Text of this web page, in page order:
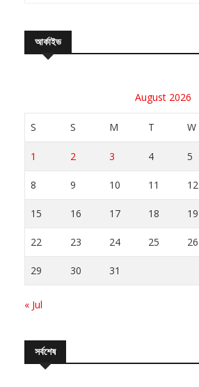
আর্কাইভ
August 2026
S S M T W
1 2 3 4 5
8 9 10 11 12
15 16 17 18 19
22 23 24 25 26
29 30 31
« Jul
সর্বশেষ